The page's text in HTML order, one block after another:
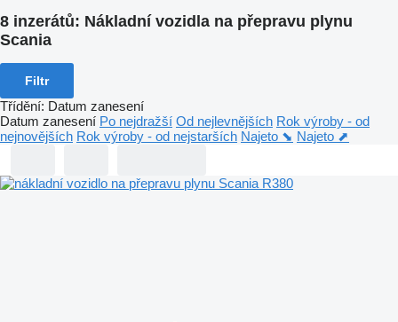
8 inzerátů: Nákladní vozidla na přepravu plynu
Scania
Filtr
Třídění: Datum zanesení
Datum zanesení Po nejdražší Od nejlevnějších Rok výroby - od
nejnovějších Rok výroby - od nejstarších Najeto ⬊ Najeto ⬈